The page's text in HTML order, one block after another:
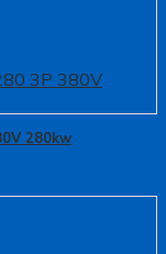
280kw